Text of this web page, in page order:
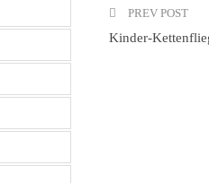
PREV POST
Kinder-